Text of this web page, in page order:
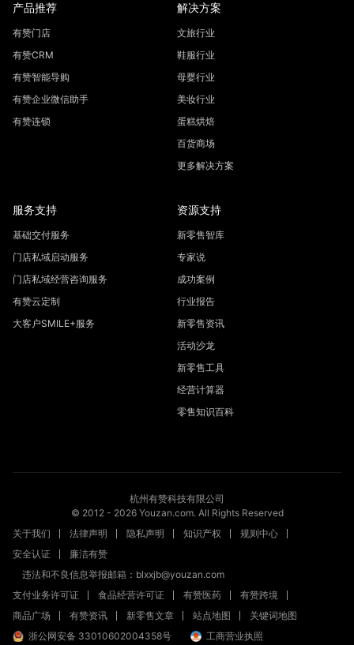
产品推荐
有赞门店
有赞CRM
有赞智能导购
有赞企业微信助手
有赞连锁
解决方案
文旅行业
鞋服行业
母婴行业
美妆行业
蛋糕烘焙
百货商场
更多解决方案
服务支持
基础交付服务
门店私域启动服务
门店私域经营咨询服务
有赞云定制
大客户SMILE+服务
资源支持
新零售智库
专家说
成功案例
行业报告
新零售资讯
活动沙龙
新零售工具
经营计算器
零售知识百科
杭州有赞科技有限公司
© 2012 - 2026Youzan.com. All Rights Reserved
关于我们
法律声明 隐私声明 知识产权
规则中心
安全认证
廉洁有赞
违法和不良信息举报邮箱：blxxjb@youzan.com
支付业务许可证
食品经营许可证 有赞医药
有赞跨境
商品广场
有赞资讯 新零售文章 站点地图
关键词地图
浙公网安备 33010602004358号
工商营业执照